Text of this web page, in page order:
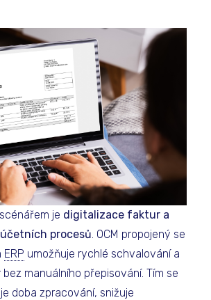
je digitalizace faktur a
procesů. OCM propojený se
ERP umožňuje rychlé schvalování a
manuálního přepisování. Tím se
doba zpracování, snižuje